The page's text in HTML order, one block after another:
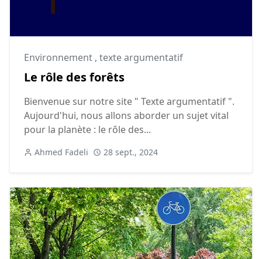
Environnement , texte argumentatif
Le rôle des forêts
Bienvenue sur notre site " Texte argumentatif ".
Aujourd'hui, nous allons aborder un sujet vital
pour la planète : le rôle des...
Ahmed Fadeli 28 sept., 2024